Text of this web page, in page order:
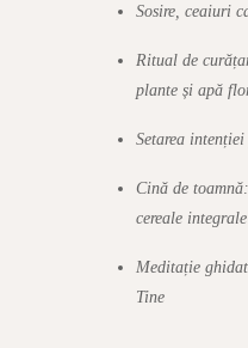
Sosire, ceaiuri
Ritual de
plante și apă
Setarea
Cină de
cereale integrale
Meditație
Tine